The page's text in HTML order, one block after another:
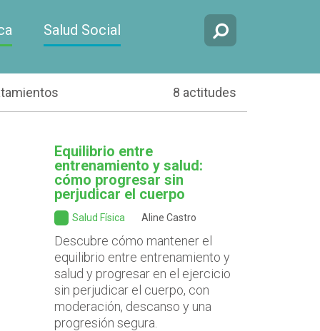
Salud Social
8 actitudes
Equilibrio entre
entrenamiento y salud:
cómo progresar sin
perjudicar el cuerpo
Salud Física Aline Castro
Descubre cómo mantener el
equilibrio entre entrenamiento y
salud y progresar en el ejercicio
sin perjudicar el cuerpo, con
moderación, descanso y una
progresión segura.